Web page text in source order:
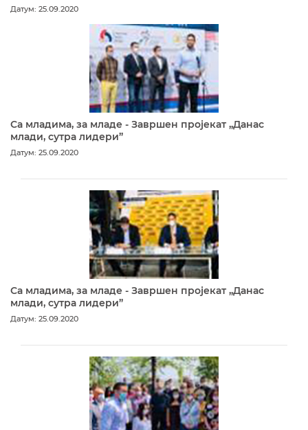
Датум: 25.09.2020
Са младима, за младе - Завршен пројекат „Данас
млади, сутра лидери”
Датум: 25.09.2020
Са младима, за младе - Завршен пројекат „Данас
млади, сутра лидери”
Датум: 25.09.2020